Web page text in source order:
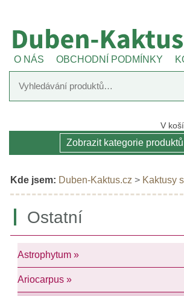
O NÁS OBCHODNÍ PODMÍNKY
V
Zobrazit kategorie produktů
Kde jsem: Duben-Kaktus.cz > Kaktusy
Ostatní
Astrophytum »
Ariocarpus »